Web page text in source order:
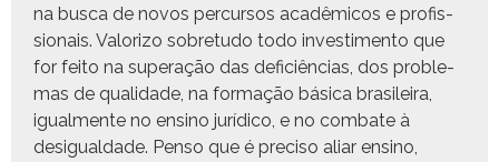
na bus­ca de novos per­cur­sos acadêmi­cos e profis­
sion­ais. Val­ori­zo sobre­tu­do todo inves­ti­men­to que
for feito na super­ação das defi­ciên­cias, dos prob­le­
mas de qual­i­dade, na for­mação bási­ca brasileira,
igual­mente no ensi­no jurídi­co, e no com­bate à
desigual­dade. Pen­so que é pre­ciso aliar ensi­no,